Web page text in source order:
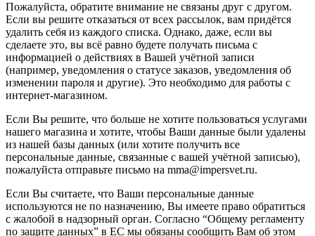
Пожалуйста, обратите внимание не связаны друг с другом.
Если вы решите отказаться от всех рассылок, вам придётся
удалить себя из каждого списка. Однако, даже, если вы
сделаете это, вы всё равно будете получать письма с
информацией о действиях в Вашей учётной записи
(например, уведомления о статусе заказов, уведомления об
изменении пароля и другие). Это необходимо для работы с
интернет-магазином.
Если Вы решите, что больше не хотите пользоваться услугами
нашего магазина и хотите, чтобы Ваши данные были удалены
из нашей базы данных (или хотите получить все
персональные данные, связанные с вашей учётной записью),
пожалуйста отправьте письмо на mma@impersvet.ru.
Если Вы считаете, что Ваши персональные данные
используются не по назначению, Вы имеете право обратиться
с жалобой в надзорный орган. Согласно “Общему регламенту
по защите данных” в ЕС мы обязаны сообщить Вам об этом